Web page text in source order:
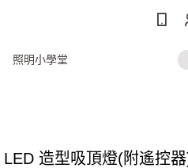
照明小學堂
LED 造型吸頂燈(附遙控器